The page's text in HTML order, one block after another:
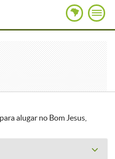
alugar no Bom Jesus,